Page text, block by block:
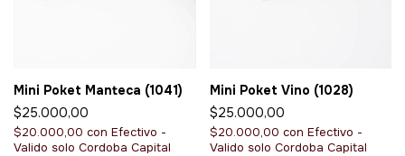
Mini Poket Manteca (1041)
$25.000,00
$20.000,00 con Efectivo -
Valido solo Cordoba Capital
Mini Poket Vino (1028)
$25.000,00
$20.000,00 con Efectivo -
Valido solo Cordoba Capital